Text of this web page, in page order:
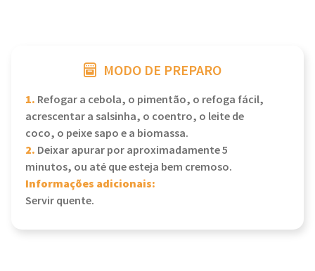
MODO DE PREPARO
1. Refogar a cebola, o pimentão, o refoga fácil,
acrescentar a salsinha, o coentro, o leite de
coco, o peixe sapo e a biomassa.
2. Deixar apurar por aproximadamente 5
minutos, ou até que esteja bem cremoso.
Informações adicionais:
Servir quente.